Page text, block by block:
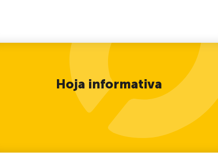
Hoja informativa